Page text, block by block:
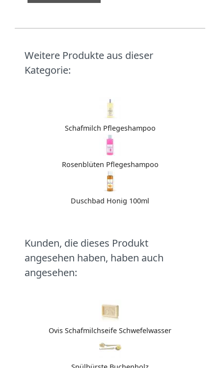
Weitere Produkte aus dieser
Kategorie:
Schafmilch Pflegeshampoo
Rosenblüten Pflegeshampoo
Duschbad Honig 100ml
Kunden, die dieses Produkt
angesehen haben, haben auch
angesehen:
Ovis Schafmilchseife Schwefelwasser